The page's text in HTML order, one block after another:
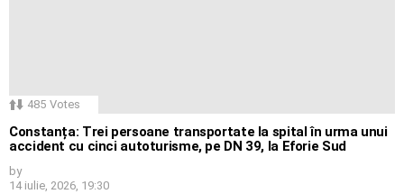
485 Votes
Constanța: Trei persoane transportate la spital în urma unui
accident cu cinci autoturisme, pe DN 39, la Eforie Sud
by
14 iulie, 2026, 19:30